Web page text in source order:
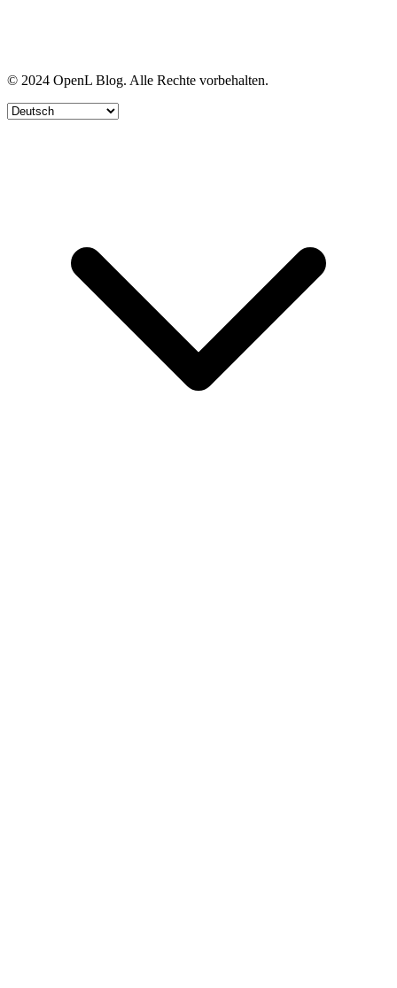
© 2024 OpenL Blog. Alle Rechte vorbehalten.